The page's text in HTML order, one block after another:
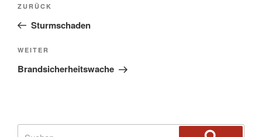
ZURÜCK
Sturmschaden
WEITER
Brandsicherheitswache